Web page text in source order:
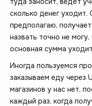
сколько денег
предполагаю,
назвать точно не
основная сумма
Иногда пользуемся
заказываем еду через
магазинов у нас нет,
каждый раз, когда